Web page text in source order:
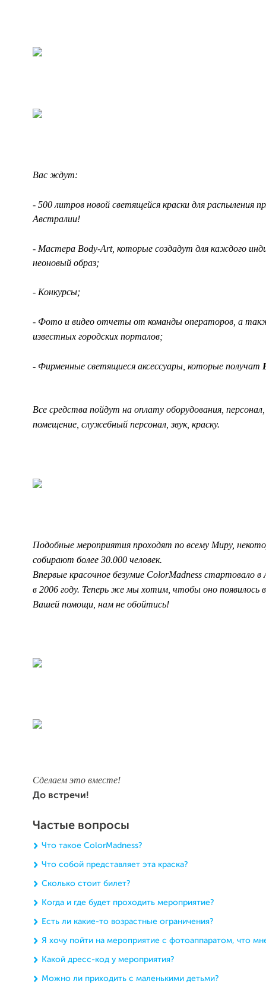
Вас ждут:
- 500 литров новой светящейся краски для распыления
Австралии!
- Мастера Body-Art, которые создадут для каждого
неоновый образ;
- Конкурсы;
- Фото и видео отчеты от команды операторов, а
известных городских порталов;
- Фирменные светящиеся аксессуары, которые получат
Все средства пойдут на оплату оборудования, персонал,
помещение, служебный персонал, звук, краску.
Подобные мероприятия проходят по всему Миру,
собирают более 30.000 человек.
Впервые красочное безумие ColorMadness стартовало
в 2006 году. Теперь же мы хотим, чтобы оно появилось в
Вашей помощи, нам не обойтись!
Сделаем это вместе!
До встречи!
Частые вопросы
Что такое ColorMadness?
Что собой представляет эта краска?
Сколько стоит билет?
Когда и где будет проходить мероприятие?
Есть ли какие-то возрастные ограничения?
Я хочу пойти на мероприятие с фотоаппаратом, что
Какой дресс-код у мероприятия?
Можно ли приходить с маленькими детьми?